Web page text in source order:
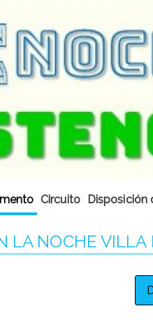
Circuito Disposición
LA NOCHE VILLA